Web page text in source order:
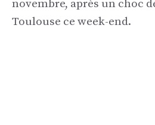
novembre, après un choc
Toulouse ce week-end.